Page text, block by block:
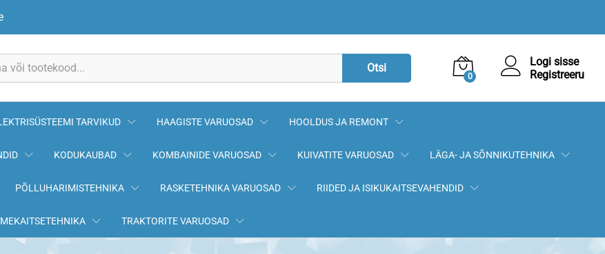
Otsi
0
Logi sisse
Registreeru
TARVIKUD HAAGISTE VARUOSAD HOOLDUS JA REMONT
KODUKAUBAD KOMBAINIDE VARUOSAD KUIVATITE VARUOSAD LÄGA- JA SÕNNIKUTEHNIKA
PÕLLUHARIMISTEHNIKA RASKETEHNIKA VARUOSAD RIIDED JA ISIKUKAITSEVAHENDID
TRAKTORITE VARUOSAD